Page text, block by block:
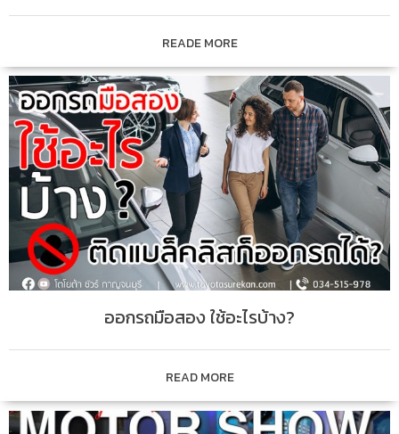
READE MORE
ออกรถมือสอง ใช้อะไรบ้าง?
READ MORE